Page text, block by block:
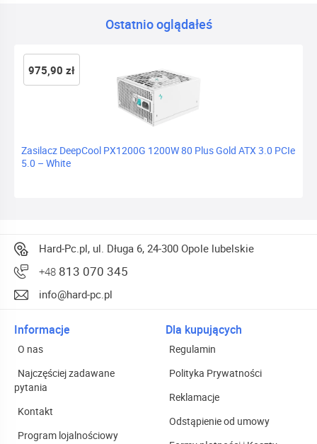
Ostatnio oglądałeś
Zasilacz DeepCool PX1200G 1200W 80 Plus Gold ATX 3.0 PCIe
5.0 – White
975,90 zł
Hard-Pc.pl, ul. Długa 6, 24-300 Opole lubelskie
+48 813 070 345
info@hard-pc.pl
Informacje
O nas
Najczęściej zadawane
pytania
Kontakt
Program lojalnościowy
Dla kupujących
Regulamin
Polityka Prywatności
Reklamacje
Odstąpienie od umowy